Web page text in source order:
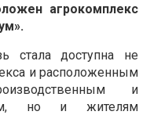
агрокомплекс
стала доступна не
и расположенным
и
но и жителям